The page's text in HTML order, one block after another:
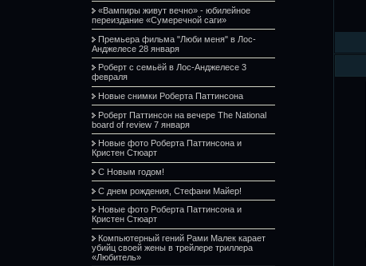
«Вампиры живут вечно» - юбилейное
переиздание «Сумеречной саги»
Премьера фильма "Люби меня" в Лос-
Анджелесе 28 января
Роберт с семьёй в Лос-Анджелесе 3
февраля
Новые снимки Роберта Паттинсона
Роберт Паттинсон на вечере The National
board of review 7 января
Новые фото Роберта Паттинсона и
Кристен Стюарт
С Новым годом!
С днем рождения, Стефани Майер!
Новые фото Роберта Паттинсона и
Кристен Стюарт
Компьютерный гений Рами Малек карает
убийц своей жены в трейлере триллера
«Любитель»